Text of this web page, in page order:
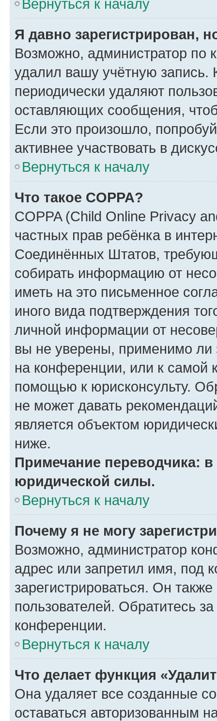
Вернуться к началу
Я давно зарегистрирован,
Возможно, администратор по
удалил вашу учётную запись.
периодически удаляют
оставляющих сообщения,
Если это произошло,
активнее участвовать в
Вернуться к началу
Что такое COPPA?
COPPA (Child Online Privacy
частных прав ребёнка в
Соединённых Штатов,
собирать информацию от
иметь на это письменное
иного вида подтверждения
личной информации от
вы не уверены, применимо ли
на конференции, или к самой
помощью к юрисконсульту.
не может давать
является объектом
ниже.
Примечание переводчика:
юридической силы.
Вернуться к началу
Почему я не могу
Возможно, администратор
адрес или запретил имя, под
зарегистрироваться. Он
пользователей. Обратитесь
конференции.
Вернуться к началу
Что делает функция
Она удаляет все созданные
оставаться авторизованным